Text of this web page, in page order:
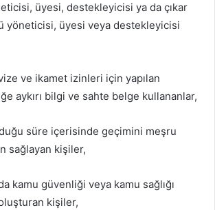
üyesi, destekleyicisi ya da çıkar
yöneticisi, üyesi veya destekleyicisi
ve ikamet izinleri için yapılan
aykırı bilgi ve sahte belge kullananlar,
süre içerisinde geçimini meşru
sağlayan kişiler,
kamu güvenliği veya kamu sağlığı
kişiler,